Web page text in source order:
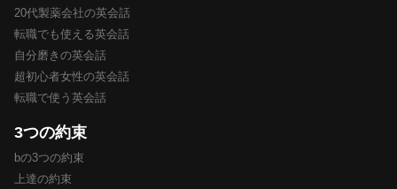
20代製薬会社の英会話
転職でも使える英会話
自分磨きの英会話
超初心者女性の英会話
転職で使う英会話
3つの約束
bの3つの約束
上達の約束